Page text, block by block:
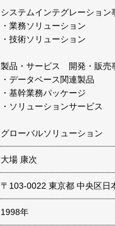
システムインテグレーション
・業務ソリューション
・技術ソリューション
製品・サービス 開発・販売
・データベース関連製品
・基幹業務パッケージ
・ソリューションサービス
グローバルソリューション
大場 康次
〒103-0022 東京都 中央区日
1998年